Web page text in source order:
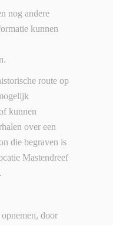
nog andere
kunnen
route op
kunnen
over een
die begraven is
Mastendreef
door